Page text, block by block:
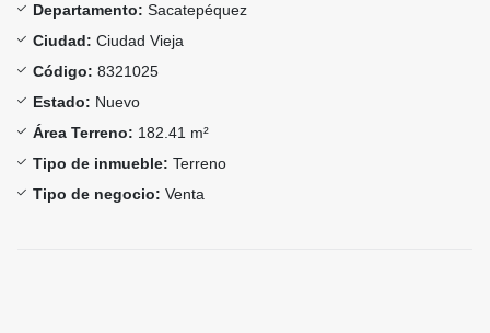
Departamento: Sacatepéquez
Ciudad: Ciudad Vieja
Código: 8321025
Estado: Nuevo
Área Terreno: 182.41 m²
Tipo de inmueble: Terreno
Tipo de negocio: Venta